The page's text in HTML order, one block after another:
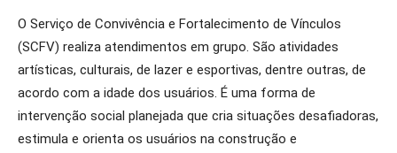
O Serviço de Convivência e Fortalecimento de Vínculos
(SCFV) realiza atendimentos em grupo. São atividades
artísticas, culturais, de lazer e esportivas, dentre outras, de
acordo com a idade dos usuários. É uma forma de
intervenção social planejada que cria situações desafiadoras,
estimula e orienta os usuários na construção e